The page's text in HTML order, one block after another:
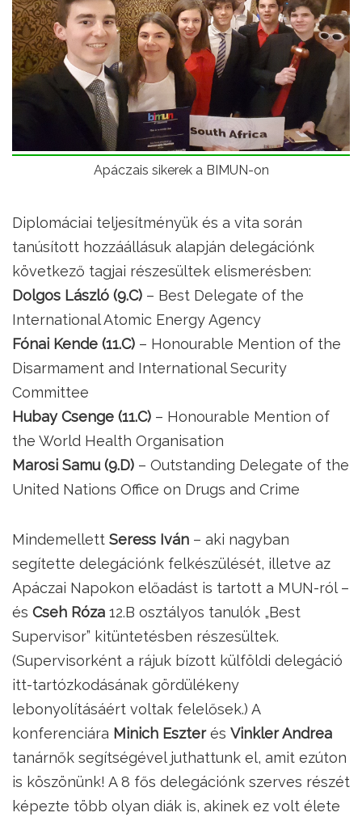
Apáczais sikerek a BIMUN-on
Diplomáciai teljesítményük és a vita során
tanúsított hozzáállásuk alapján delegációnk
következő tagjai részesültek elismerésben:
Dolgos László (9.C) – Best Delegate of the
International Atomic Energy Agency
Fónai Kende (11.C) – Honourable Mention of the
Disarmament and International Security
Committee
Hubay Csenge (11.C) – Honourable Mention of
the World Health Organisation
Marosi Samu (9.D) – Outstanding Delegate of the
United Nations Office on Drugs and Crime
Mindemellett Seress Iván – aki nagyban
segítette delegációnk felkészülését, illetve az
Apáczai Napokon előadást is tartott a MUN-ról –
és Cseh Róza 12.B osztályos tanulók „Best
Supervisor” kitüntetésben részesültek.
(Supervisorként a rájuk bízott külföldi delegáció
itt-tartózkodásának gördülékeny
lebonyolításáért voltak felelősek.) A
konferenciára Minich Eszterés Vinkler Andrea
tanárnők segítségével juthattunk el, amit ezúton
is köszönünk! A 8 fős delegációnk szerves részét
képezte több olyan diák is, akinek ez volt élete